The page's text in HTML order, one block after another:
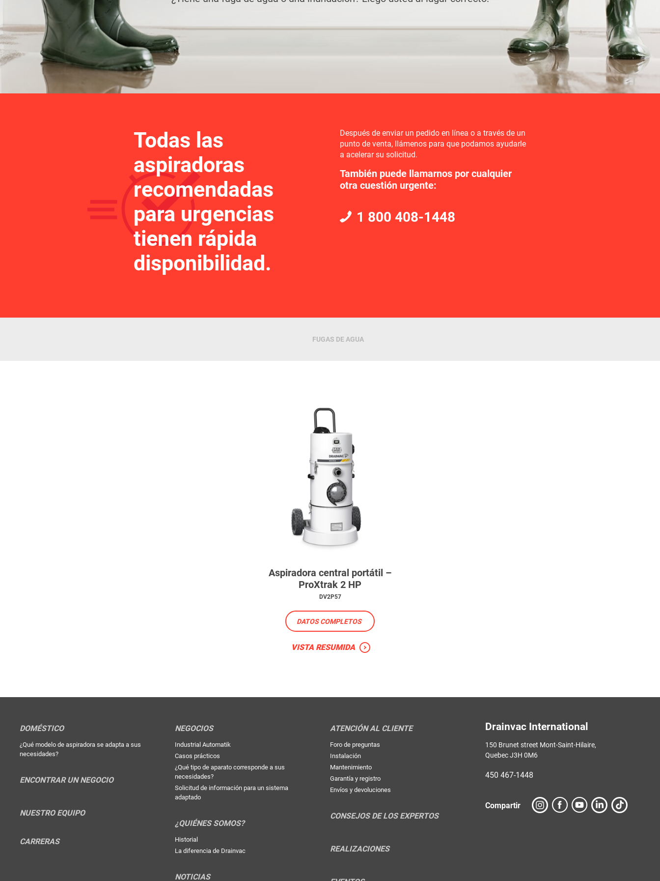
VENMAR
MÁS
sus necesidades?
AVANZADA
Todas las
aspiradoras
recomendadas
para urgencias
tienen rápida
disponibilidad.
Después de enviar un pedido en línea o a través de un
punto de venta, llámenos para que podamos ayudarle
a acelerar su solicitud.
También puede llamarnos por cualquier
otra cuestión urgente:
1 800 408-1448
FUGAS DE AGUA
Aspiradora central portátil –
ProXtrak 2 HP
DV2P57
DATOS COMPLETOS
VISTA RESUMIDA
DOMÉSTICO
¿Qué modelo de aspiradora se adapta a sus
necesidades?
ENCONTRAR UN NEGOCIO
NUESTRO EQUIPO
CARRERAS
NEGOCIOS
Industrial Automatik
Casos prácticos
¿Qué tipo de aparato corresponde a sus
necesidades?
Solicitud de información para un sistema
adaptado
¿QUIÉNES SOMOS?
Historial
La diferencia de Drainvac
NOTICIAS
ATENCIÓN AL CLIENTE
Foro de preguntas
Instalación
Mantenimiento
Garantía y registro
Envíos y devoluciones
CONSEJOS DE LOS EXPERTOS
REALIZACIONES
Drainvac International
150 Brunet street Mont-Saint-Hilaire,
Quebec J3H 0M6
450 467-1448
Compartir